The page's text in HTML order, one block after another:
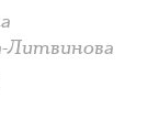
Литвинова